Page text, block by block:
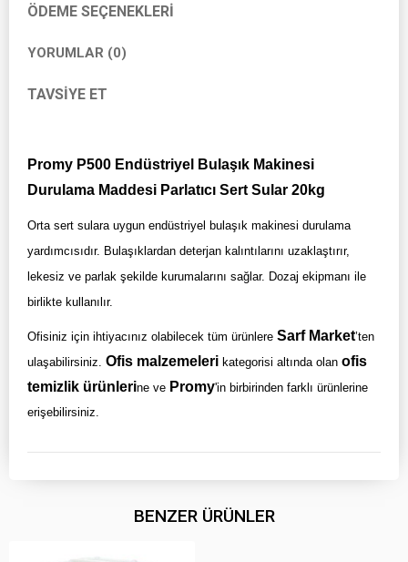
ÖDEME SEÇENEKLERI
YORUMLAR (0)
TAVSIYE ET
Promy P500 Endüstriyel Bulaşık Makinesi
Durulama Maddesi Parlatıcı Sert Sular 20kg
Orta sert sulara uygun endüstriyel bulaşık makinesi durulama
yardımcısıdır. Bulaşıklardan deterjan kalıntılarını uzaklaştırır,
lekesiz ve parlak şekilde kurumalarını sağlar. Dozaj ekipmanı ile
birlikte kullanılır.
Ofisiniz için ihtiyacınız olabilecek tüm ürünlere Sarf Market’ten
ulaşabilirsiniz. Ofis malzemeleri kategorisi altında olan ofis
temizlik ürünlerine ve Promy'in birbirinden farklı ürünlerine
erişebilirsiniz.
BENZER ÜRÜNLER